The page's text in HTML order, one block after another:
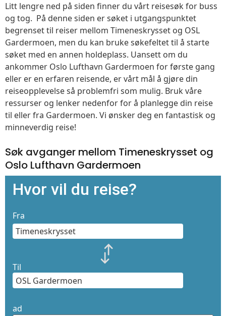
Litt lengre ned på siden finner du vårt reisesøk for buss
og tog. På denne siden er søket i utgangspunktet
begrenset til reiser mellom Timeneskrysset og OSL
Gardermoen, men du kan bruke søkefeltet til å starte
søket med en annen holdeplass. Uansett om du
ankommer Oslo Lufthavn Gardermoen for første gang
eller er en erfaren reisende, er vårt mål å gjøre din
reiseopplevelse så problemfri som mulig. Bruk våre
ressurser og lenker nedenfor for å planlegge din reise
til eller fra Gardermoen. Vi ønsker deg en fantastisk og
minneverdig reise!
Søk avganger mellom Timeneskrysset og
Oslo Lufthavn Gardermoen
Hvor vil du reise?
Fra
Til
ad